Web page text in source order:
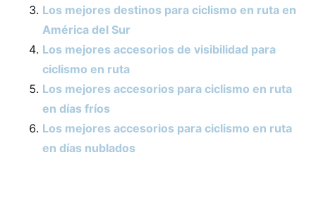
Los mejores destinos para ciclismo en ruta en
América del Sur
Los mejores accesorios de visibilidad para
ciclismo en ruta
Los mejores accesorios para ciclismo en ruta
en días fríos
Los mejores accesorios para ciclismo en ruta
en días nublados